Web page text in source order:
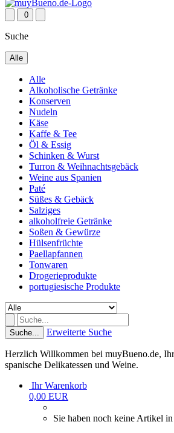
0
Suche
Alle
Alle
Alkoholische Getränke
Konserven
Nudeln
Käse
Kaffe & Tee
Öl & Essig
Schinken & Wurst
Turron & Weihnachtsgebäck
Weine aus Spanien
Paté
Süßes & Gebäck
Salziges
alkoholfreie Getränke
Soßen & Gewürze
Hülsenfrüchte
Paellapfannen
Tonwaren
Drogerieprodukte
portugiesische Produkte
Suche... Erweiterte Suche
Herzlich Willkommen bei muyBueno.de,
spanische Delikatessen und Weine.
Ihr Warenkorb
0,00 EUR
Sie haben noch keine Artikel